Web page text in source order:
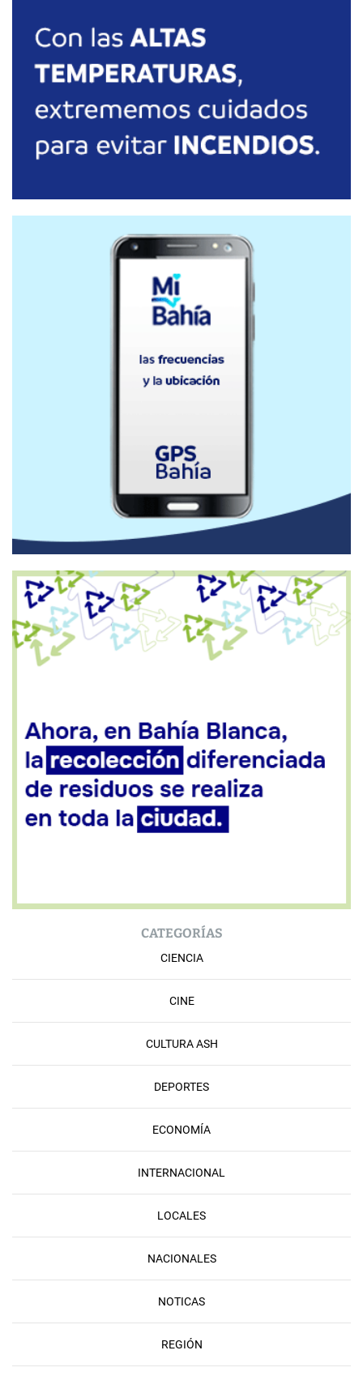
CATEGORÍAS
CIENCIA
CINE
CULTURA ASH
DEPORTES
ECONOMÍA
INTERNACIONAL
LOCALES
NACIONALES
NOTICAS
REGIÓN